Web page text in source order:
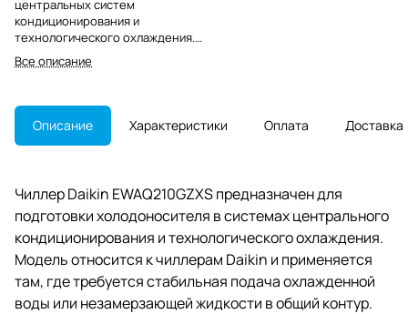
центральных систем
кондиционирования и
технологического охлаждения.
Работает с водяным контуром
или раствором антифриза,
Все описание
Описание Характеристики Оплата Доставка
Чиллер Daikin EWAQ210GZXS предназначен для
подготовки холодоносителя в системах центрального
кондиционирования и технологического охлаждения.
Модель относится к чиллерам Daikin и применяется
там, где требуется стабильная подача охлажденной
воды или незамерзающей жидкости в общий контур.